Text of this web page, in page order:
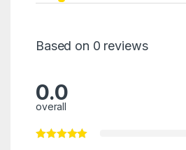
Based on 0 reviews
0.0
overall